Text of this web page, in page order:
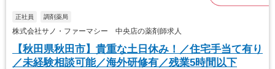
正社員 調剤薬局
株式会社サノ・ファーマシー 中央店の薬剤師求人
【秋田県秋田市】貴重な土日休み！／住宅手当て有り
／未経験相談可能／海外研修有／残業5時間以下